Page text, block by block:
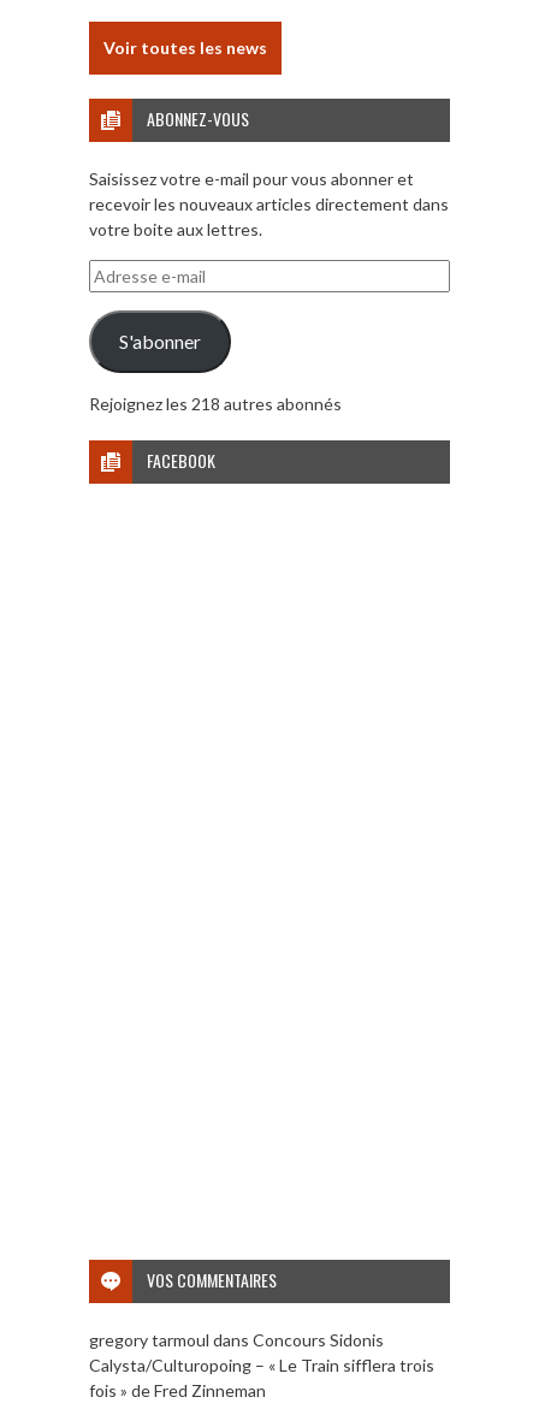
Voir toutes les news
ABONNEZ-VOUS
Saisissez votre e-mail pour vous abonner et
recevoir les nouveaux articles directement dans
votre boite aux lettres.
Adresse
e-
mail
S'abonner
Rejoignez les 218 autres abonnés
FACEBOOK
VOS COMMENTAIRES
gregory tarmoul dans Concours Sidonis
Calysta/Culturopoing – « Le Train sifflera trois
fois » de Fred Zinneman